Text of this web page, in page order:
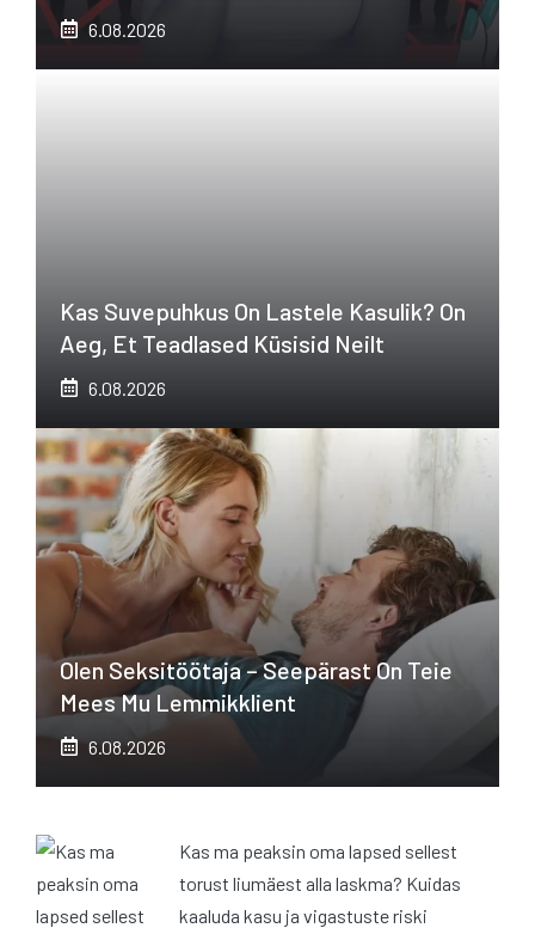
6.08.2026
Kas Suvepuhkus On Lastele Kasulik? On
Aeg, Et Teadlased Küsisid Neilt
6.08.2026
Olen Seksitöötaja – Seepärast On Teie
Mees Mu Lemmikklient
6.08.2026
Kas ma peaksin oma lapsed sellest
torust liumäest alla laskma? Kuidas
kaaluda kasu ja vigastuste riski